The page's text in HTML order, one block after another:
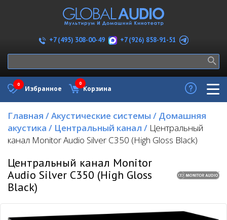
+7 (495) 308-00-49 +7 (926) 858-91-51
Избранное
0
Корзина
0
Главная /Акустические системы / Домашняя
акустика / Центральный канал / Центральный
канал Monitor Audio Silver C350 (High Gloss Black)
Центральный канал Monitor
Audio Silver C350 (High Gloss
Black)